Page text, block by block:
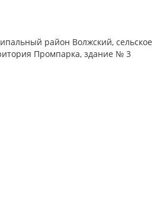
район Волжский, сельское
Промпарка, здание № 3